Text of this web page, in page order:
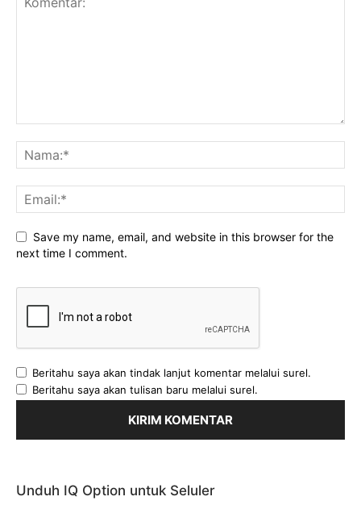
Save my name, email, and website in this browser for the
next time I comment.
Beritahu saya akan tindak lanjut komentar melalui surel.
Beritahu saya akan tulisan baru melalui surel.
Unduh IQ Option untuk Seluler